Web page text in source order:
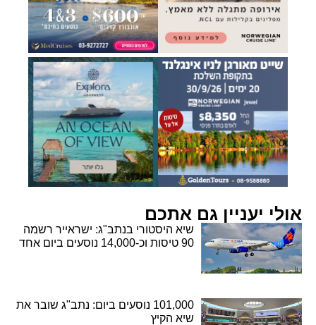
אולי יעניין גם אתכם
שיא היסטורי בנתב"ג: ישראייר רשמה
90 טיסות וכ-14,000 נוסעים ביום אחד
101,000 נוסעים ביום: נתב"ג שובר את
שיא הקיץ